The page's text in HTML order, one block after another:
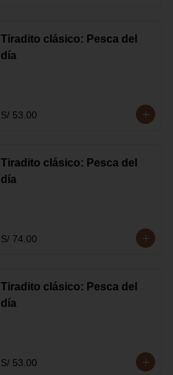
Tiradito clásico: Pesca del
día
S/ 53.00
Tiradito clásico: Pesca del
día
S/ 74.00
Tiradito clásico: Pesca del
día
S/ 53.00